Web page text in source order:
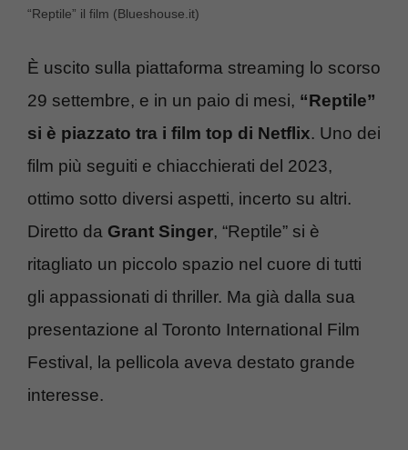
“Reptile” il film (Blueshouse.it)
È uscito sulla piattaforma streaming lo scorso
29 settembre, e in un paio di mesi, “Reptile”
si è piazzato tra i film top di Netflix. Uno dei
film più seguiti e chiacchierati del 2023,
ottimo sotto diversi aspetti, incerto su altri.
Diretto da Grant Singer, “Reptile” si è
ritagliato un piccolo spazio nel cuore di tutti
gli appassionati di thriller. Ma già dalla sua
presentazione al Toronto International Film
Festival, la pellicola aveva destato grande
interesse.